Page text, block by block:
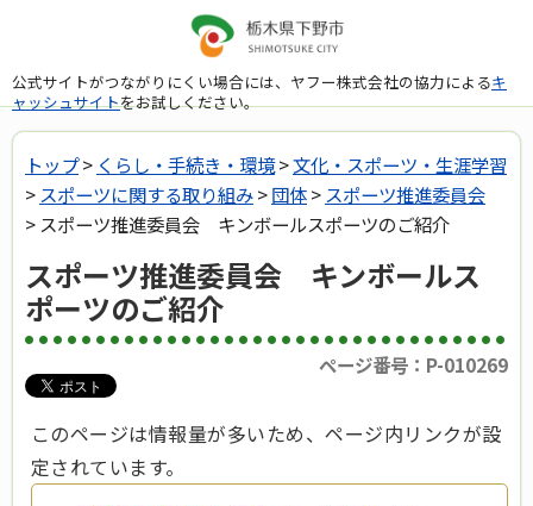
公式サイトがつながりにくい場合には、ヤフー株式会社の協力によるキ
ャッシュサイトをお試しください。
トップ> くらし・手続き・環境>文化・スポーツ・生涯学習
> スポーツに関する取り組み>団体> スポーツ推進委員会
> スポーツ推進委員会 キンボールスポーツのご紹介
スポーツ推進委員会 キンボールス
ポーツのご紹介
ページ番号：P-010269
このページは情報量が多いため、ページ内リンクが設
定されています。